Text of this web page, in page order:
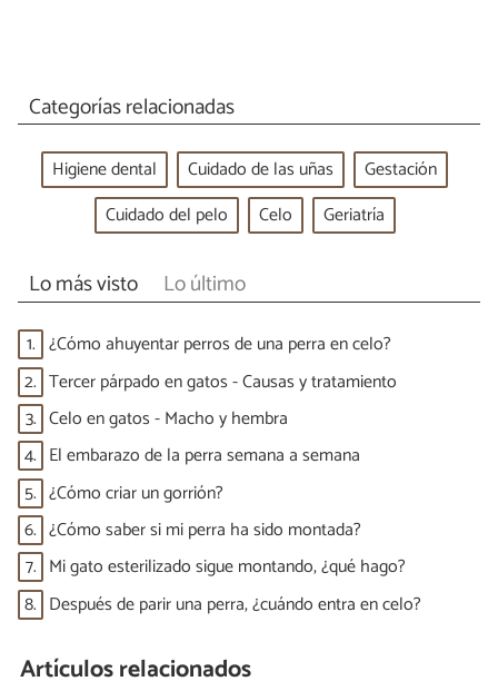
Categorías relacionadas
Higiene dental Cuidado de las uñas
Gestación
Cuidado del pelo
Celo Geriatría
Lo más visto Lo último
1. ¿Cómo ahuyentar perros de una perra en celo?
2. Tercer párpado en gatos - Causas y tratamiento
3. Celo en gatos - Macho y hembra
4. El embarazo de la perra semana a semana
5. ¿Cómo criar un gorrión?
6. ¿Cómo saber si mi perra ha sido montada?
7. Mi gato esterilizado sigue montando, ¿qué hago?
8. Después de parir una perra, ¿cuándo entra en celo?
Artículos relacionados